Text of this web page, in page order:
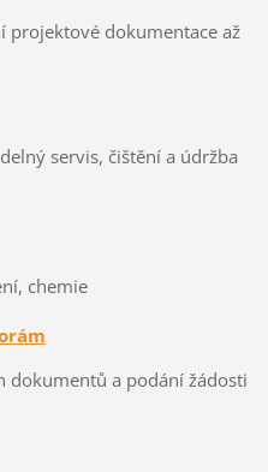
projektové dokumentace až
servis, čištění a údržba
chemie
a podání žádosti